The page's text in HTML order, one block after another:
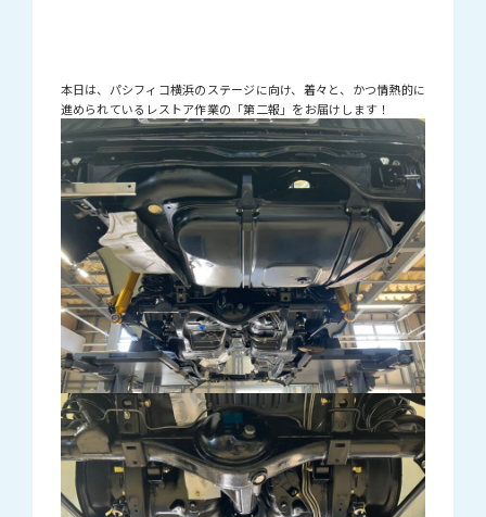
本日は、パシフィコ横浜のステージに向け、着々と、かつ情熱的に
進められているレストア作業の「第二報」をお届けします！